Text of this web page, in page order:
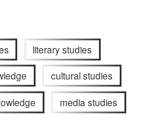
literary studies
cultural studies
media studies